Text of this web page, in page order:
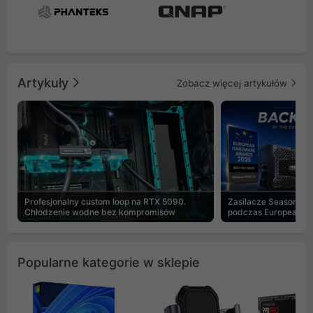
Artykuły Zobacz więcej artykułów
Profesjonalny custom loop na RTX 5090.
Chłodzenie wodne bez kompromisów
Zasilacze Seasonic
podczas European
Popularne kategorie w sklepie